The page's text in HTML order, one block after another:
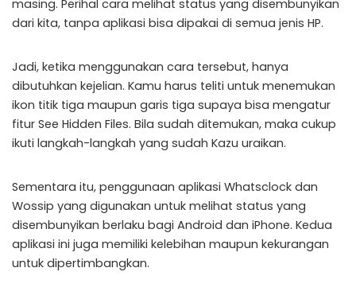
masing. Perihal cara melihat status yang disembunyikan
dari kita, tanpa aplikasi bisa dipakai di semua jenis HP.
Jadi, ketika menggunakan cara tersebut, hanya
dibutuhkan kejelian. Kamu harus teliti untuk menemukan
ikon titik tiga maupun garis tiga supaya bisa mengatur
fitur See Hidden Files. Bila sudah ditemukan, maka cukup
ikuti langkah-langkah yang sudah Kazu uraikan.
Sementara itu, penggunaan aplikasi Whatsclock dan
Wossip yang digunakan untuk melihat status yang
disembunyikan berlaku bagi Android dan iPhone. Kedua
aplikasi ini juga memiliki kelebihan maupun kekurangan
untuk dipertimbangkan.